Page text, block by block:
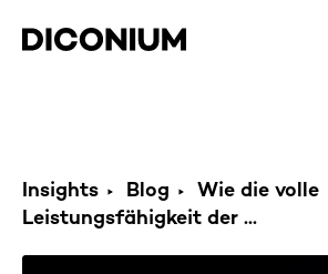
Insights Blog
Wie die volle
Leistungsfähigkeit der ...